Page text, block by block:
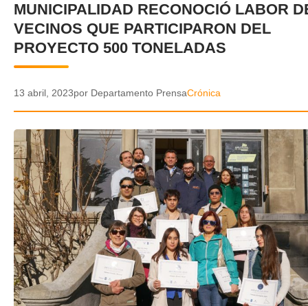
DEPORTES
ENTRETENIMIENTO Y CULTURA
AUDIOS
VIDEOS
GALERIA DE FOTOS
APP MÓVIL
TRANSPARENCIA
✕
MUNICIPALIDAD RECONOCIÓ LABOR
VECINOS QUE PARTICIPARON DEL
PROYECTO 500 TONELADAS
13 abril, 2023por Departamento PrensaCrónica